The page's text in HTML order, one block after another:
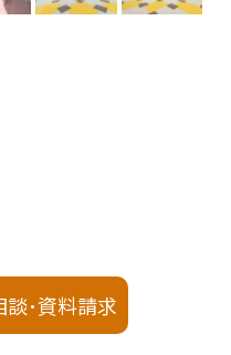
･資料請求